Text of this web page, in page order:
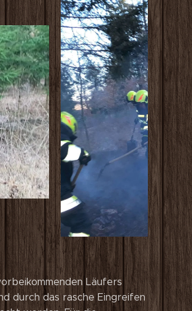
Läufers
durch das rasche Eingreifen